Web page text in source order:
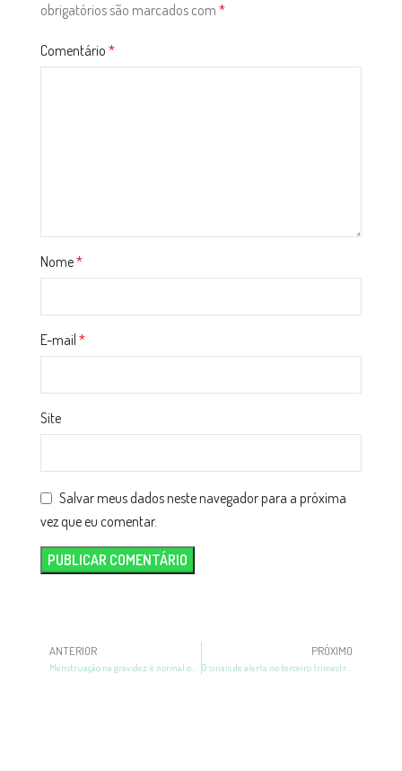
obrigatórios são marcados com *
Comentário *
Nome*
E-mail *
Site
Salvar meus dados neste navegador para a próxima
vez que eu comentar.
ANTERIOR
Menstruação na gravidez: é normal ou não? Entenda!
PRÓXIMO
9 sinais de alerta no terceiro trimestre da gravidez!